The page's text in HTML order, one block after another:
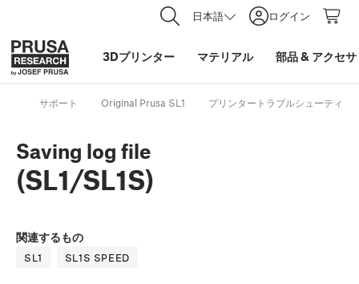
日本語 ログイン
3Dプリンター マテリアル 部品& アクセ
サポート Original Prusa SL1 プリンタートラブルシューティン
Saving log file
(SL1/SL1S)
関連するもの
SL1 SL1S SPEED